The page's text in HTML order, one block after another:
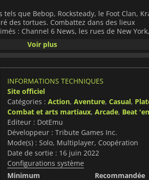
que Bebop, Rocksteady, le Foot Clan,
des tortues. Combattez dans des lieux
: Channel 6 News, les rues de New
plupart des mécanismes du jeu d'arcade,
les pizzas comme objets de soin et
fidèlement le style pixel-art et les designs
en ajoutant de nouvelles scènes de style
thème TMNT. Si vous êtes à la recherche
années 80,Teenage Mutant Ninja Turtles:
moment.
Voir plus
INFORMATIONS TECHNIQUES
Site officiel
Catégories : Action, Aventure, Casual,
Combat et arts martiaux, Arcade, Beat
Editeur : DotEmu
Développeur : Tribute Games Inc.
Mode(s) : Solo, Multiplayer, Coopération
Date de sortie : 16 juin 2022
Configurations système
Minimum
Recommandée